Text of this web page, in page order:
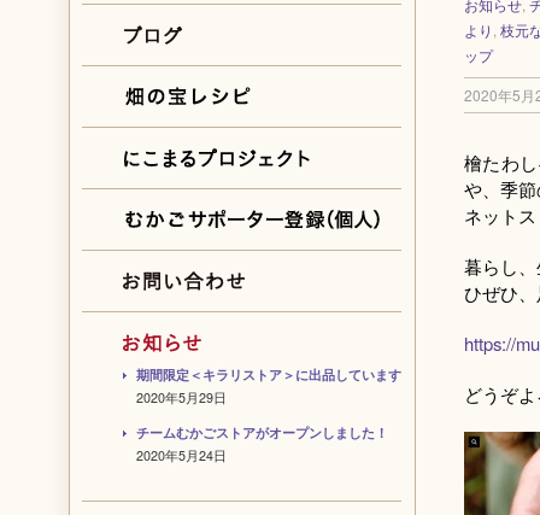
お知らせ,
より 枝元
ップ
2020年5月
檜たわ
や、季
ネット
暮らし
ひぜひ
https://
どうぞ
期間限定＜キラリストア＞に出品しています
2020年5月29日
チームむかごストアがオープンしました！
2020年5月24日